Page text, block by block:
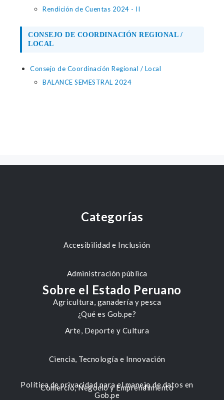
Rendición de Cuentas 2024 - II
CONSEJO DE COORDINACIÓN REGIONAL /
LOCAL
Consejo de Coordinación Regional / Local
BALANCE SEMESTRAL 2024
Categorías
Accesibilidad e Inclusión
Administración pública
Agricultura, ganadería y pesca
Arte, Deporte y Cultura
Ciencia, Tecnología e Innovación
Comercio, Negocio y Emprendimiento
Sobre el Estado Peruano
¿Qué es Gob.pe?
Política de privacidad para el manejo de datos en
Gob.pe